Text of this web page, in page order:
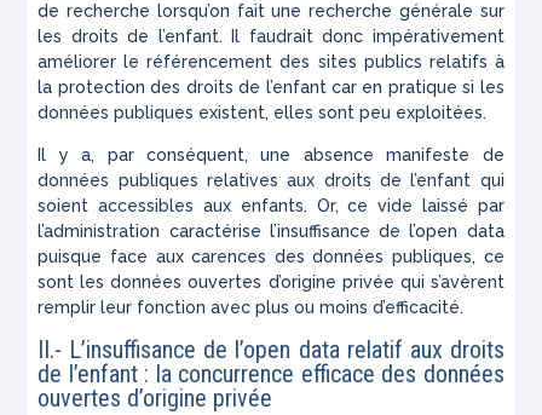
de recherche lorsqu’on fait une recherche générale sur
les droits de l’enfant. Il faudrait donc impérativement
améliorer le référencement des sites publics relatifs à
la protection des droits de l’enfant car en pratique si les
données publiques existent, elles sont peu exploitées.
Il y a, par conséquent, une absence manifeste de
données publiques relatives aux droits de l’enfant qui
soient accessibles aux enfants. Or, ce vide laissé par
l’administration caractérise l’insuffisance de l’open data
puisque face aux carences des données publiques, ce
sont les données ouvertes d’origine privée qui s’avèrent
remplir leur fonction avec plus ou moins d’efficacité.
II.- L’insuffisance de l’open data relatif aux droits
de l’enfant : la concurrence efficace des données
ouvertes d’origine privée